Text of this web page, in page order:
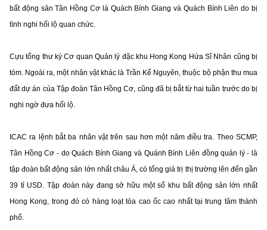
bất động sản Tân Hồng Cơ là Quách Bính Giang và Quách Bính Liên do bị
tình nghi hối lộ quan chức.
Cựu tổng thư ký Cơ quan Quản lý đặc khu Hong Kong Hứa Sĩ Nhân cũng bị
tóm. Ngoài ra, một nhân vật khác là Trần Kế Nguyên, thuộc bộ phận thu mua
đất dự án của Tập đoàn Tân Hồng Cơ, cũng đã bị bắt từ hai tuần trước do bị
nghi ngờ đưa hối lộ.
ICAC ra lệnh bắt ba nhân vật trên sau hơn một năm điều tra. Theo SCMP,
Tân Hồng Cơ - do Quách Bính Giang và Quánh Bính Liên đồng quản lý - là
tập đoàn bất động sản lớn nhất châu Á, có tổng giá trị thị trường lên đến gần
39 tỉ USD. Tập đoàn này đang sở hữu một số khu bất động sản lớn nhất
Hong Kong, trong đó có hàng loạt tòa cao ốc cao nhất tại trung tâm thành
phố.